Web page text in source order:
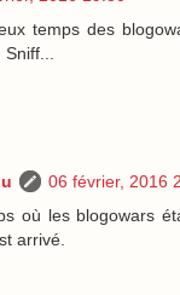
temps des
06 février, 2016
où les blogowars
arrivé.